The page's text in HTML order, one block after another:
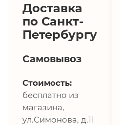
Доставка
по Санкт-
Петербургу
Самовывоз
Стоимость:
бесплатно из
магазина,
ул.Симонова, д.11